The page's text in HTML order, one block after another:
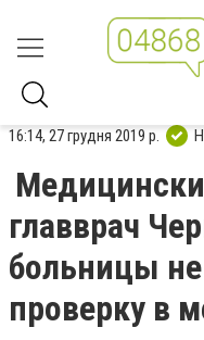
16:14, 27 грудня 2019 р.
главврач
больницы
проверку в